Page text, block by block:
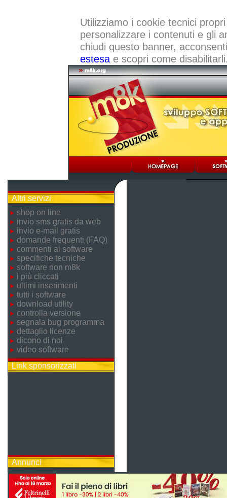
Utilizziamo i cookie tecnici
personalizzare i contenuti e gli
chiudi questo banner,
estesae scopri come
Altri servizi
shop on line
invio sms gratis da web
invio e-mail gratis
domande frequenti (FAQ)
commenti ai software
specifiche tecniche
software non m8k
i più cliccati
ultimi inserimenti
tutti i software
download utility
controlla versione
segnala bug programma
dettaglio licenze
dicono di noi
video software
Link sponsorizzati
Annunci